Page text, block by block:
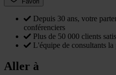
Depuis 30 ans, votre
conférenciers
Plus de 50 000 clients
L'équipe de consultants la
Aller à